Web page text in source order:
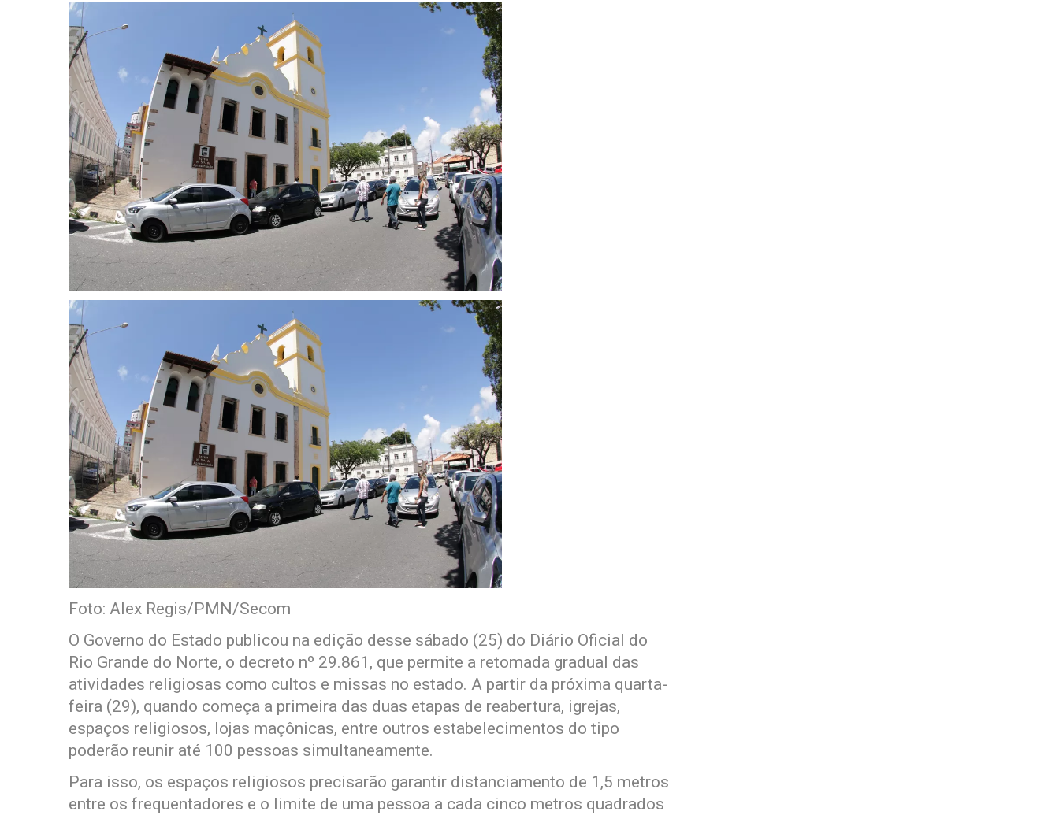
Foto: Alex Regis/PMN/Secom
O Governo do Estado publicou na edição desse sábado (25) do Diário Oficial do
Rio Grande do Norte, o decreto nº 29.861, que permite a retomada gradual das
atividades religiosas como cultos e missas no estado. A partir da próxima quarta-
feira (29), quando começa a primeira das duas etapas de reabertura, igrejas,
espaços religiosos, lojas maçônicas, entre outros estabelecimentos do tipo
poderão reunir até 100 pessoas simultaneamente.
Para isso, os espaços religiosos precisarão garantir distanciamento de 1,5 metros
entre os frequentadores e o limite de uma pessoa a cada cinco metros quadrados